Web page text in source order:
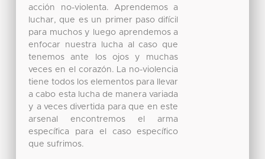
acción no-violenta. Aprendemos a
luchar, que es un primer paso difícil
para muchos y luego aprendemos a
enfocar nuestra lucha al caso que
tenemos ante los ojos y muchas
veces en el corazón. La no-violencia
tiene todos los elementos para llevar
a cabo esta lucha de manera variada
y a veces divertida para que en este
arsenal encontremos el arma
específica para el caso específico
que sufrimos.